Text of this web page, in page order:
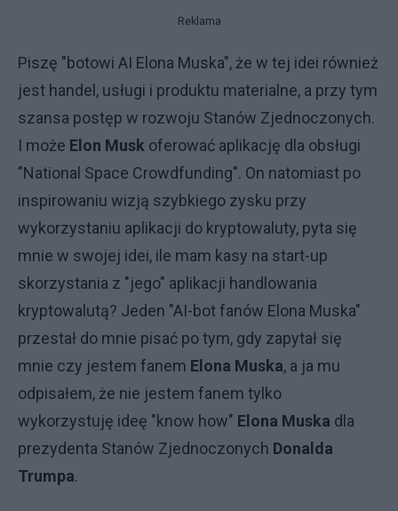
Reklama
Piszę "botowi AI Elona Muska", że w tej idei również
jest handel, usługi i produktu materialne, a przy tym
szansa postęp w rozwoju Stanów Zjednoczonych.
I może Elon Musk oferować aplikację dla obsługi
"National Space Crowdfunding". On natomiast po
inspirowaniu wizją szybkiego zysku przy
wykorzystaniu aplikacji do kryptowaluty, pyta się
mnie w swojej idei, ile mam kasy na start-up
skorzystania z "jego" aplikacji handlowania
kryptowalutą? Jeden "AI-bot fanów Elona Muska"
przestał do mnie pisać po tym, gdy zapytał się
mnie czy jestem fanem Elona Muska, a ja mu
odpisałem, że nie jestem fanem tylko
wykorzystuję ideę "know how" Elona Muska dla
prezydenta Stanów Zjednoczonych Donalda
Trumpa.